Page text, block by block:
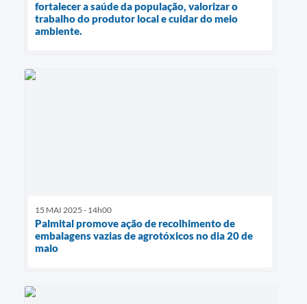
fortalecer a saúde da população, valorizar o
trabalho do produtor local e cuidar do meio
ambiente.
15 MAI 2025 - 14h00
Palmital promove ação de recolhimento de
embalagens vazias de agrotóxicos no dia 20 de
maio